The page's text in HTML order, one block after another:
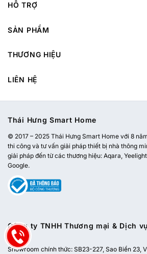
HỖ TRỢ
SẢN PHẨM
THƯƠNG HIỆU
LIÊN HỆ
Thái Hưng Smart Home
© 2017 – 2025 Thái Hưng Smart Home với 8
thi công và tư vấn giải pháp thiết bị nhà thông
giải pháp đến từ các thương hiệu: Aqara,
Google.
Công ty TNHH Thương mại & Dịch
Nam
Showroom chính thức: SB23-227, Sao Biển 23,